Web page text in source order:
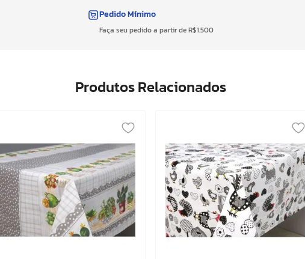
Pedido Mínimo
Faça seu pedido a partir de R$1.500
Produtos Relacionados